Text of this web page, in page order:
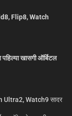
Flip8, Watch
खासगी ऑर्बिटल
Watch9 सादर